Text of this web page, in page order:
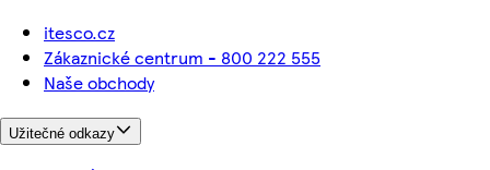
itesco.cz
Zákaznické centrum - 800 222 555
Naše obchody
Užitečné odkazy